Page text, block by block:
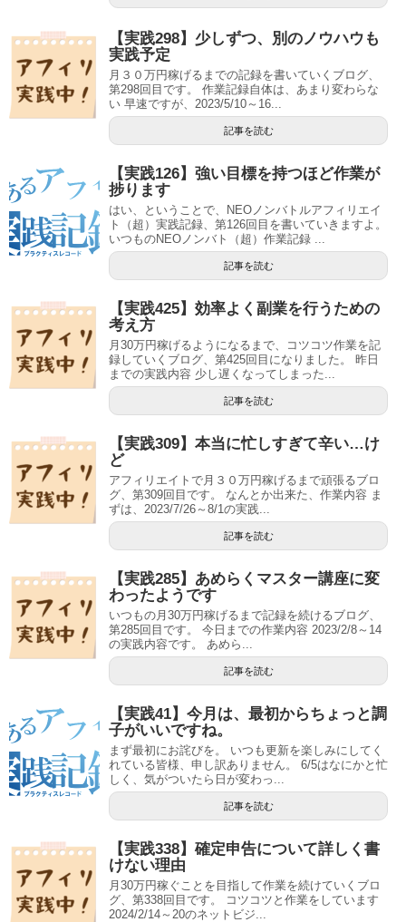
【実践298】少しずつ、別のノウハウも
実践予定
月３０万円稼げるまでの記録を書いていくブログ、
第298回目です。 作業記録自体は、あまり変わらな
い 早速ですが、2023/5/10～16...
記事を読む
【実践126】強い目標を持つほど作業が
捗ります
はい、ということで、NEOノンバトルアフィリエイ
ト（超）実践記録、第126回目を書いていきますよ。
いつものNEOノンバト（超）作業記録 ...
記事を読む
【実践425】効率よく副業を行うための
考え方
月30万円稼げるようになるまで、コツコツ作業を記
録していくブログ、第425回目になりました。 昨日
までの実践内容 少し遅くなってしまった...
記事を読む
【実践309】本当に忙しすぎて辛い…け
ど
アフィリエイトで月３０万円稼げるまで頑張るブロ
グ、第309回目です。 なんとか出来た、作業内容 ま
ずは、2023/7/26～8/1の実践...
記事を読む
【実践285】あめらくマスター講座に変
わったようです
いつもの月30万円稼げるまで記録を続けるブログ、
第285回目です。 今日までの作業内容 2023/2/8～14
の実践内容です。 あめら...
記事を読む
【実践41】今月は、最初からちょっと調
子がいいですね。
まず最初にお詫びを。 いつも更新を楽しみにしてく
れている皆様、申し訳ありません。 6/5はなにかと忙
しく、気がついたら日が変わっ...
記事を読む
【実践338】確定申告について詳しく書
けない理由
月30万円稼ぐことを目指して作業を続けていくブロ
グ、第338回目です。 コツコツと作業をしています
2024/2/14～20のネットビジ...